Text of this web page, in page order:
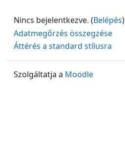
Nincs bejelentkezve. (Belépés)
Adatmegőrzés összegzése
Áttérés a standard stílusra
Szolgáltatja a Moodle